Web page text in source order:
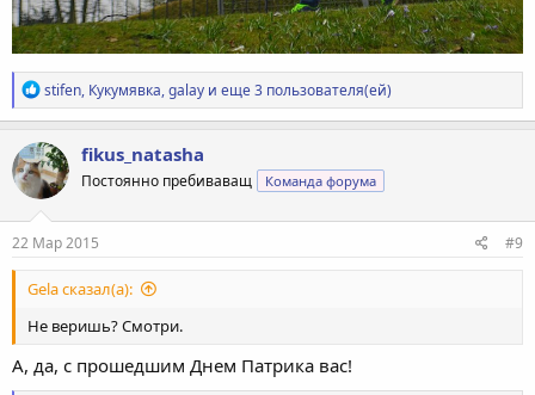
Р
е
а
к
ц
и
и
:
stifen, Кукумявка,galay и еще 3 пользователя(ей)
fikus_natasha
Постоянно пребиваващ Команда форума
22 Мар 2015 #9
Gela сказал(а):
Не веришь? Смотри.
А, да, с прошедшим Днем Патрика вас!